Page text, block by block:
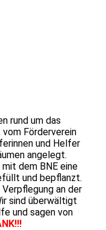
rund um das
Förderverein
und Helfer
angelegt.
dem BNE eine
und bepflanzt.
an der
sind überwältigt
und sagen von